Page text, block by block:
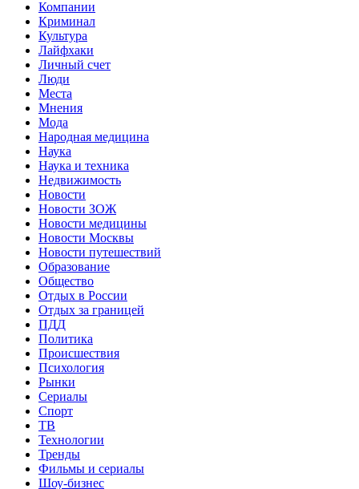
Компании
Криминал
Культура
Лайфхаки
Личный счет
Люди
Места
Мнения
Мода
Народная медицина
Наука
Наука и техника
Недвижимость
Новости
Новости ЗОЖ
Новости медицины
Новости Москвы
Новости путешествий
Образование
Общество
Отдых в России
Отдых за границей
ПДД
Политика
Происшествия
Психология
Рынки
Сериалы
Спорт
ТВ
Технологии
Тренды
Фильмы и сериалы
Шоу-бизнес